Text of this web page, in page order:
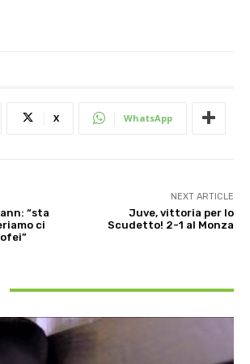
X WhatsApp
“sta
ci
NEXT ARTICLE
Juve, vittoria per lo
Scudetto! 2-1 al Monza